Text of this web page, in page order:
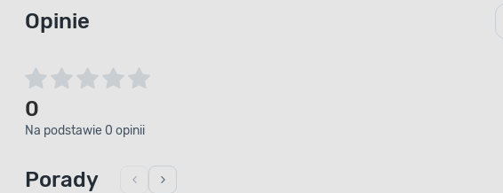
Opinie
0
Na podstawie 0 opinii
Porady